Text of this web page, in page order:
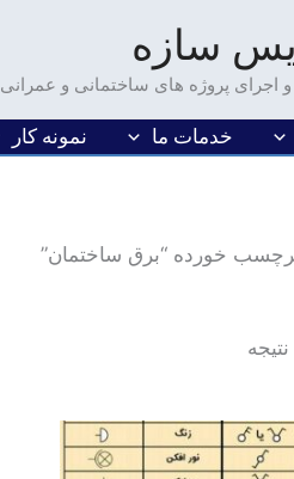
سازه
اجرای پروژه های ساختمانی و عمرانی
خدمات ما نمونه کار
خورده “برق ساختمان”